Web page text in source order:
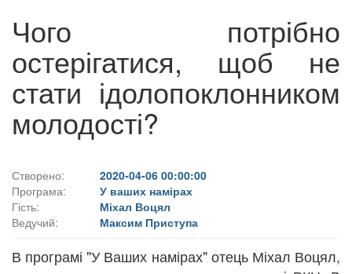
Чого потрібно
остерігатися, щоб не
стати ідолопоклонником
молодості?
Створено:
2020-04-06 00:00:00
Програма:
У ваших намірах
Гість:
Міхал Воцял
Ведучий:
Максим Приступа
В програмі "У Ваших намірах" отець Міхал Воцял,